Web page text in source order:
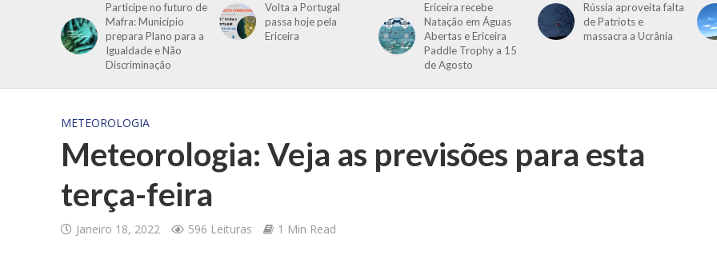
Participe no futuro de
Mafra: Município
prepara Plano para a
Igualdade e Não
Discriminação
Volta a Portugal
passa hoje pela
Ericeira
Ericeira recebe
Natação em Águas
Abertas e Ericeira
Paddle Trophy a 15
de Agosto
Rússia aproveita falta
de Patriots e
massacra a Ucrânia
METEOROLOGIA
Meteorologia: Veja as previsões para esta
terça-feira
Janeiro 18, 2022 596 Leituras 1 Min Read